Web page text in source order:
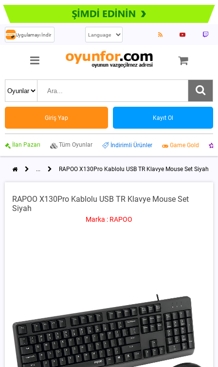
Uygulamayı İndir
Giriş Yap Kayıt Ol
İlan Pazarı Tüm Oyunlar İndirimli Ürünler Game Gold
... RAPOO X130Pro Kablolu USB TR Klavye Mouse Set Siyah
RAPOO X130Pro Kablolu USB TR Klavye Mouse Set
Siyah
Marka : RAPOO